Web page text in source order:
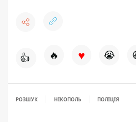
👍 🔥 ♥ 😭
РОЗШУК НІКОПОЛЬ ПОЛІЦІЯ